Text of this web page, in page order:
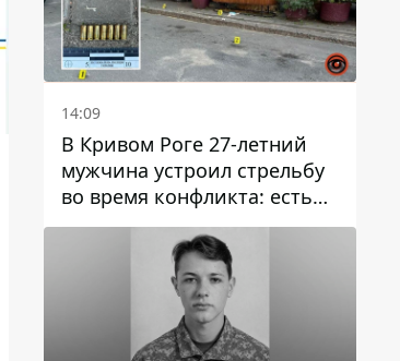
14:09
В Кривом Роге 27-летний
мужчина устроил стрельбу
во время конфликта: есть
раненый